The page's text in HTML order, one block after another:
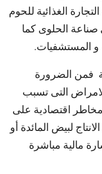
الغذائية للحوم
صناعة الحلوى كما
و المستشفيات.
فمن الضرورة
التى تسبب
اقتصادية على
لبيض المائدة أو
مالية مباشرة